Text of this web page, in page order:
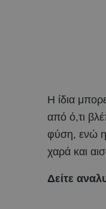
Η ίδια
από ό,τι
φύση, ενώ η
χαρά και
Δείτε